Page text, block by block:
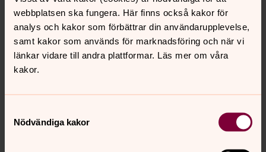
webbplatsen ska fungera. Här finns också kakor för
analys och kakor som förbättrar din användarupplevelse,
samt kakor som används för marknadsföring och när vi
länkar vidare till andra plattformar. Läs mer om våra
kakor.
Nödvändiga kakor
respekt för historiska värden.
I det strategiska arbetet, med utgångspunkt i Svenska
kyrkans färdplan för klimatet genomförs både små och
stora projekt i samverkan med olika aktörer exempel
genom upplåtelse av mark för produktionsanläggningar